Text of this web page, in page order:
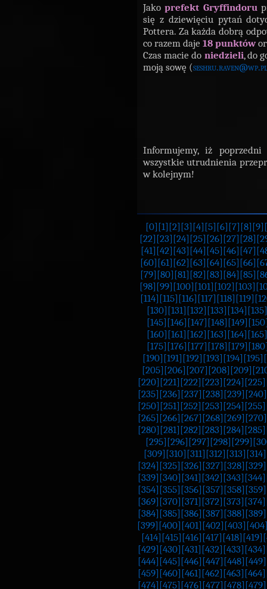
Jakoprefekt Gryffindoru
się z dziewięciu pytań
Pottera. Za każda dobrą
co razem daje 18 punktów
Czas macie do niedzieli, do
moją sowę (seshru.raven@wp.pl
Informujemy, iż
wszystkie utrudnienia
w kolejnym!
[0] [1] [2] [3] [4] [5] [6] [7] [8] [9]
[22] [23] [24] [25] [26] [27] [28]
[41] [42] [43] [44] [45] [46] [47]
[60] [61] [62] [63] [64] [65] [66]
[79] [80] [81] [82] [83] [84] [85]
[98] [99] [100] [101] [102] [103]
[114] [115] [116] [117] [118] [119]
[130] [131] [132] [133] [134] [135]
[145] [146] [147] [148] [149]
[160] [161] [162] [163] [164] [165]
[175] [176] [177] [178] [179]
[190] [191] [192] [193] [194] [195]
[205] [206] [207] [208] [209]
[220] [221] [222] [223] [224] [225]
[235] [236] [237] [238] [239] [240]
[250] [251] [252] [253] [254] [255]
[265] [266] [267] [268] [269] [270]
[280] [281] [282] [283] [284] [285]
[295] [296] [297] [298] [299]
[309] [310] [311] [312] [313] [314]
[324] [325] [326] [327] [328] [329]
[339] [340] [341] [342] [343] [344]
[354] [355] [356] [357] [358] [359]
[369] [370] [371] [372] [373] [374]
[384] [385] [386] [387] [388] [389]
[399] [400] [401] [402] [403]
[414] [415] [416] [417] [418] [419]
[429] [430] [431] [432] [433] [434]
[444] [445] [446] [447] [448] [449]
[459] [460] [461] [462] [463] [464]
[474] [475] [476] [477] [478] [479]